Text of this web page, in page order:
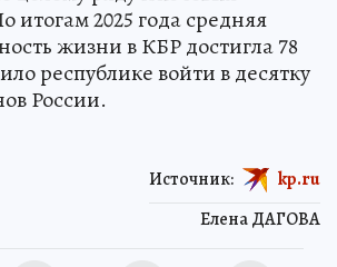
итогам 2025 года средняя
жизни в КБР достигла 78
республике войти в десятку
России.
Елена ДАГОВА
Источник: kp.ru